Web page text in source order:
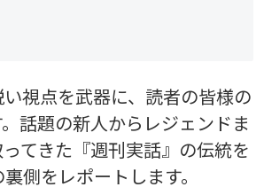
視点を武器に、読者の皆様の
話題の新人からレジェンドま
てきた『週刊実話』の伝統を
側をレポートします。